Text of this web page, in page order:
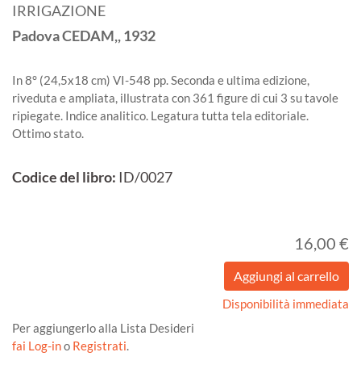
IRRIGAZIONE
PadovaCEDAM,,1932
In 8° (24,5x18 cm) VI-548 pp. Seconda e ultima edizione,
riveduta e ampliata, illustrata con 361 figure di cui 3 su tavole
ripiegate. Indice analitico. Legatura tutta tela editoriale.
Ottimo stato.
Codice del libro: ID/0027
16,00 €
Disponibilità immediata
Per aggiungerlo alla Lista Desideri
fai Log-ino Registrati.